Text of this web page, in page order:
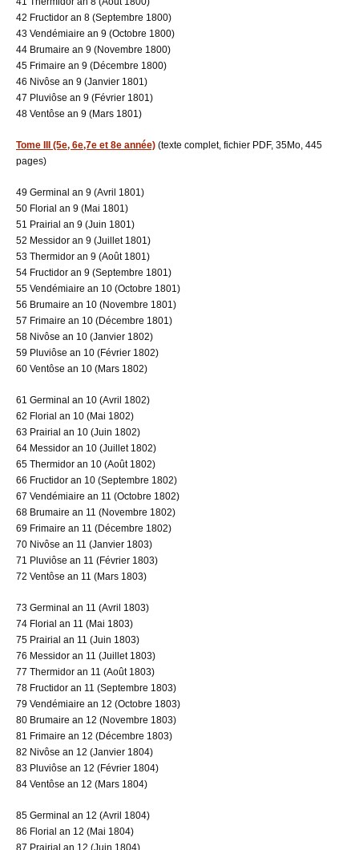
42 Fructidor an 8 (Septembre 1800)
43 Vendémiaire an 9 (Octobre 1800)
44 Brumaire an 9 (Novembre 1800)
45 Frimaire an 9 (Décembre 1800)
46 Nivôse an 9 (Janvier 1801)
47 Pluviôse an 9 (Février 1801)
48 Ventôse an 9 (Mars 1801)
Tome III (5e, 6e,7e et 8e année) (texte complet, fichier PDF, 35Mo, 445
pages)
49 Germinal an 9 (Avril 1801)
50 Florial an 9 (Mai 1801)
51 Prairial an 9 (Juin 1801)
52 Messidor an 9 (Juillet 1801)
53 Thermidor an 9 (Août 1801)
54 Fructidor an 9 (Septembre 1801)
55 Vendémiaire an 10 (Octobre 1801)
56 Brumaire an 10 (Novembre 1801)
57 Frimaire an 10 (Décembre 1801)
58 Nivôse an 10 (Janvier 1802)
59 Pluviôse an 10 (Février 1802)
60 Ventôse an 10 (Mars 1802)
61 Germinal an 10 (Avril 1802)
62 Florial an 10 (Mai 1802)
63 Prairial an 10 (Juin 1802)
64 Messidor an 10 (Juillet 1802)
65 Thermidor an 10 (Août 1802)
66 Fructidor an 10 (Septembre 1802)
67 Vendémiaire an 11 (Octobre 1802)
68 Brumaire an 11 (Novembre 1802)
69 Frimaire an 11 (Décembre 1802)
70 Nivôse an 11 (Janvier 1803)
71 Pluviôse an 11 (Février 1803)
72 Ventôse an 11 (Mars 1803)
73 Germinal an 11 (Avril 1803)
74 Florial an 11 (Mai 1803)
75 Prairial an 11 (Juin 1803)
76 Messidor an 11 (Juillet 1803)
77 Thermidor an 11 (Août 1803)
78 Fructidor an 11 (Septembre 1803)
79 Vendémiaire an 12 (Octobre 1803)
80 Brumaire an 12 (Novembre 1803)
81 Frimaire an 12 (Décembre 1803)
82 Nivôse an 12 (Janvier 1804)
83 Pluviôse an 12 (Février 1804)
84 Ventôse an 12 (Mars 1804)
85 Germinal an 12 (Avril 1804)
86 Florial an 12 (Mai 1804)
87 Prairial an 12 (Juin 1804)